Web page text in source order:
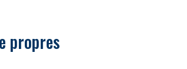
propres